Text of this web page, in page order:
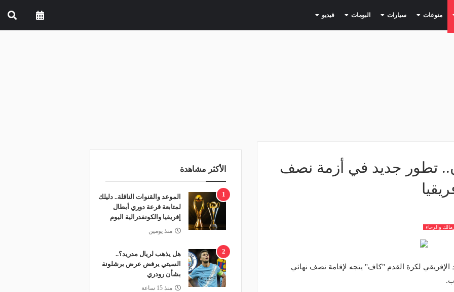
(current) منوعات (current) سيارات (current) البومات (current) فيديو (current)
تطور جديد في أزمة نصف
والرجاء
الإفريقي لكرة القدم "كاف" يتجه لإقامة نصف نهائي
الأكثر مشاهدة
1
الموعد والقنوات الناقلة.. دليلك
لمتابعة قرعة دوري أبطال
إفريقيا والكونفدرالية اليوم
منذ يومين
2
هل يذهب لريال مدريد؟..
السيتي يرفض عرض برشلونة
بشأن رودري
منذ 15 ساعة